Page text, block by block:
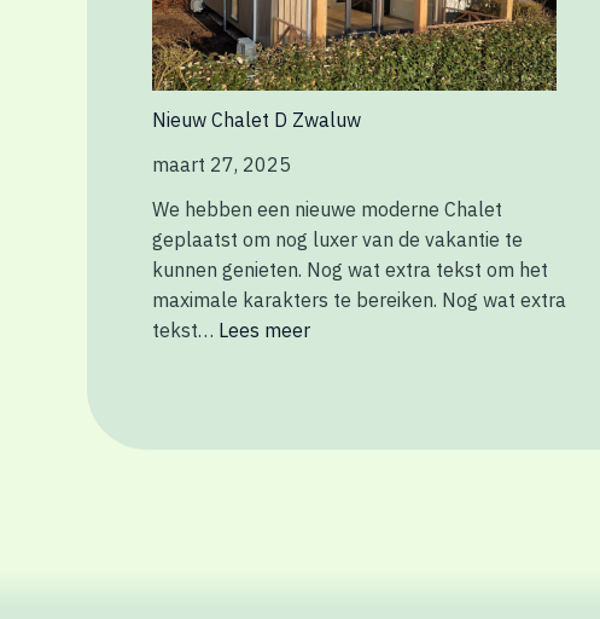
Nieuw Chalet D Zwaluw
maart 27, 2025
We hebben een nieuwe moderne Chalet
geplaatst om nog luxer van de vakantie te
kunnen genieten. Nog wat extra tekst om het
maximale karakters te bereiken. Nog wat extra
tekst… Lees meer